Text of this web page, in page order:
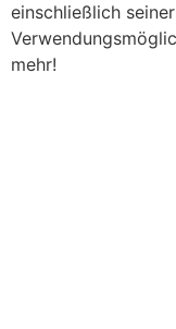
einschließlich
mehr!